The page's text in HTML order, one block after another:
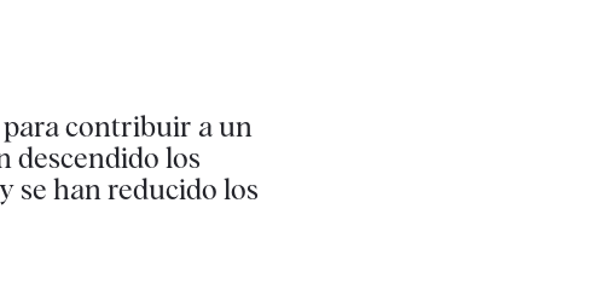
para contribuir a un
descendido los
se han reducido los